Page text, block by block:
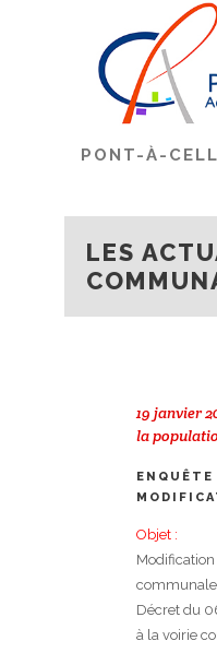
PONT-À-
LES
19 janvier
la
Objet :
Décret du
à la voirie